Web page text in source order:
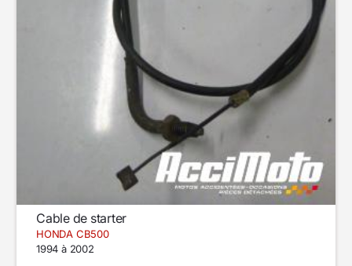
Cable de starter
HONDA CB500
1994 à 2002